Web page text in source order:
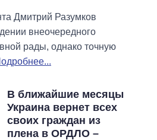
Дмитрий Разумков
внеочередного
рады, однако точную
В ближайшие месяцы
Украина вернет всех
своих граждан из
плена в ОРДЛО –